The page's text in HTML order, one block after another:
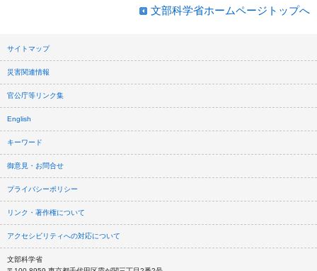
文部科学省ホームページトップへ
サイトマップ
災害関連情報
官公庁等リンク集
English
キーワード
御意見・お問合せ
プライバシーポリシー
リンク・著作権について
アクセシビリティへの対応について
文部科学省